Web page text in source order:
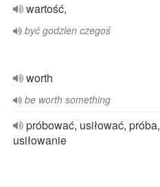
wartość,
być godzien czegoś
worth
be worth something
próbować, usiłować, próba,
usiłowanie